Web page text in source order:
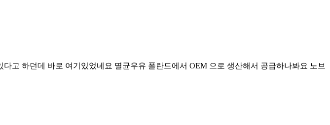
고 하던데 바로 여기있었네요 멸균우유 폴란드에서 OEM 으로 생산해서 공급하나봐요 노브